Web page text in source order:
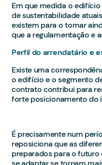
Em que medida o
de sustentabilidade
existem para o tornar
que a regulamentação e
Perfil do arrendatário e
Existe uma
o edifício e o segmento
contrato contribui para
forte posicionamento do
É precisamente num
reposiciona que as
preparados para o futuro